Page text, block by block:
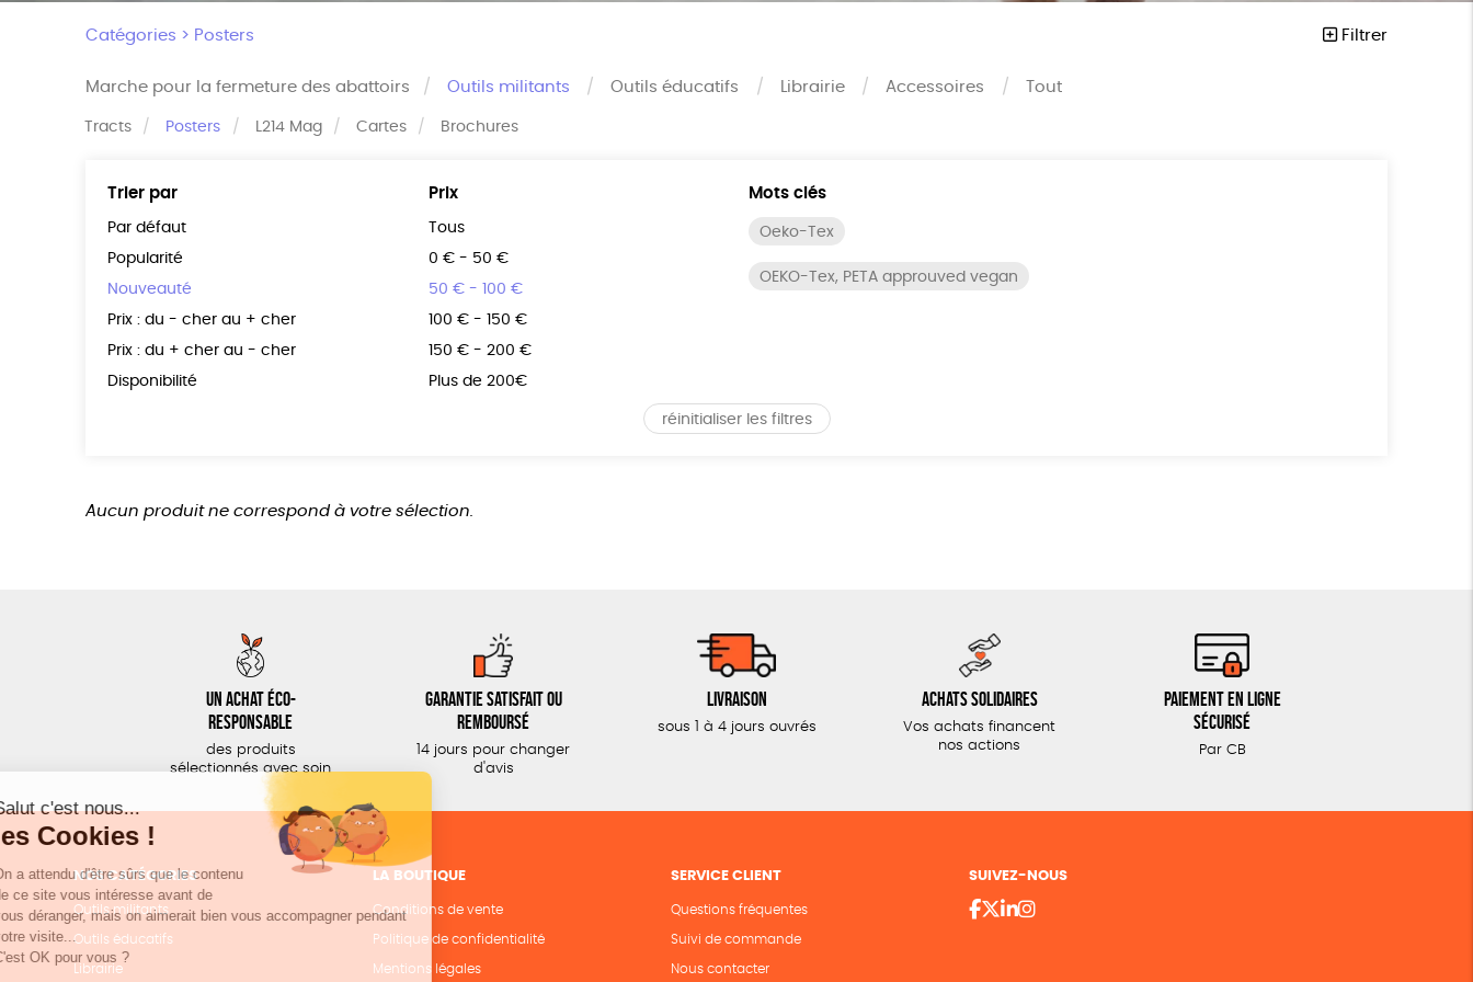
Catégories > Posters Filtrer
Marche pour la fermeture des abattoirs Outils militants
Tracts Posters L214 Mag Cartes Brochures
Outils éducatifs Librairie Accessoires Tout
Trier par
Par défaut
Popularité
Nouveauté
Prix : du - cher au + cher
Prix : du + cher au - cher
Disponibilité
Prix
Tous
0 € - 50 €
50 € - 100 €
100 € - 150 €
150 € - 200 €
Plus de 200€
Mots clés
Oeko-Tex
OEKO-Tex, PETA approuved vegan
réinitialiser les filtres
Aucun produit ne correspond à votre sélection.
Un achat éco-
responsable
des produits
sélectionnés avec soin
Garantie satisfait ou
remboursé
14 jours pour changer
d'avis
Livraison
sous 1 à 4 jours ouvrés
Achats solidaires
Vos achats financent
nos actions
Paiement en ligne
sécurisé
Par CB
NOS CATÉGORIES
Outils militants
Outils éducatifs
Librairie
LA BOUTIQUE
Conditions de vente
Politique de confidentialité
Mentions légales
SERVICE CLIENT
Questions fréquentes
Suivi de commande
Nous contacter
SUIVEZ-NOUS